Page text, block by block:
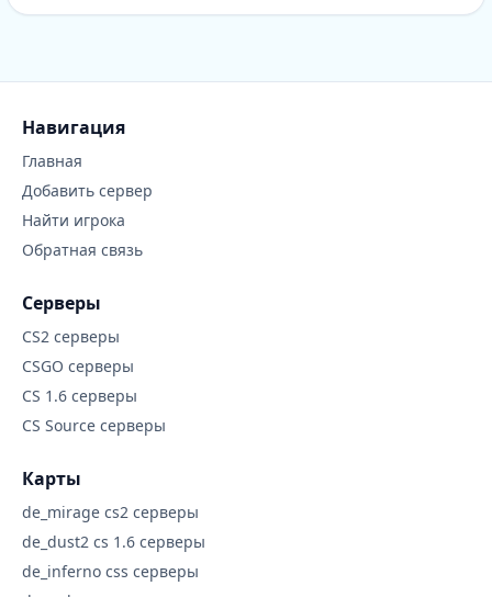
Навигация
Главная
Добавить сервер
Найти игрока
Обратная связь
Серверы
CS2 серверы
CSGO серверы
CS 1.6 серверы
CS Source серверы
Карты
de_mirage cs2 серверы
de_dust2 cs 1.6 серверы
de_inferno css серверы